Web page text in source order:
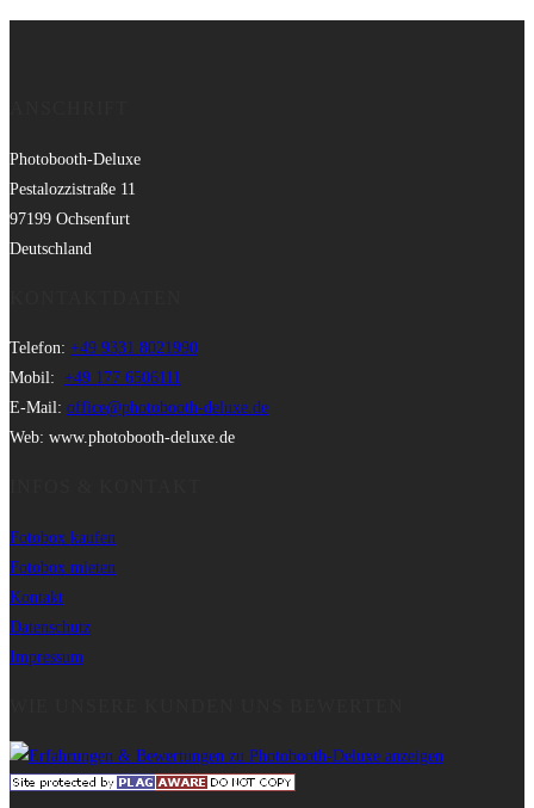
Photobooth-Deluxe
Pestalozzistraße 11
97199 Ochsenfurt
Deutschland
Telefon: +49 9331 8021990
Mobil: +49 177 6506111
E-Mail: office@photobooth-deluxe.de
Web: www.photobooth-deluxe.de
Fotobox kaufen
Fotobox mieten
Kontakt
Datenschutz
Impressum